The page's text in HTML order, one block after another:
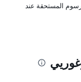
المستحقة عند